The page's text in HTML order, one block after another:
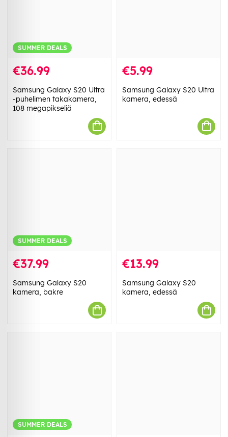
SUMMER DEALS
€36.99
Samsung Galaxy S20 Ultra
-puhelimen takakamera,
108 megapikseliä
€5.99
Samsung Galaxy S20 Ultra
kamera, edessä
SUMMER DEALS
€37.99
Samsung Galaxy S20
kamera, bakre
€13.99
Samsung Galaxy S20
kamera, edessä
SUMMER DEALS